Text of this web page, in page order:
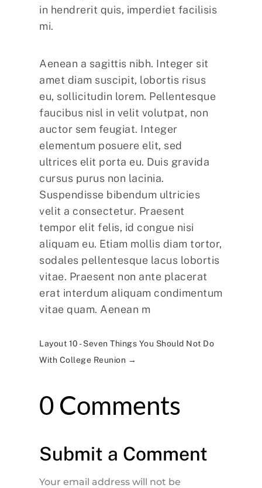
in hendrerit quis, imperdiet facilisis
mi.
Aenean a sagittis nibh. Integer sit
amet diam suscipit, lobortis risus
eu, sollicitudin lorem. Pellentesque
faucibus nisl in velit volutpat, non
auctor sem feugiat. Integer
elementum posuere elit, sed
ultrices elit porta eu. Duis gravida
cursus purus non lacinia.
Suspendisse bibendum ultricies
velit a consectetur. Praesent
tempor elit felis, id congue nisi
aliquam eu. Etiam mollis diam tortor,
sodales pellentesque lacus lobortis
vitae. Praesent non ante placerat
erat interdum aliquam condimentum
vitae quam. Aenean m
Layout 10 - Seven Things You Should Not Do
With College Reunion →
0 Comments
Submit a Comment
Your email address will not be